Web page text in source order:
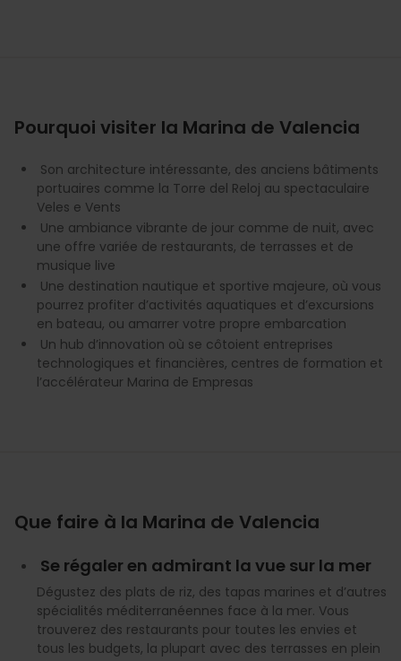
Pourquoi visiter la Marina de Valencia
Son architecture intéressante, des anciens bâtiments
portuaires comme la Torre del Reloj au spectaculaire
Veles e Vents
Une ambiance vibrante de jour comme de nuit, avec
une offre variée de restaurants, de terrasses et de
musique live
Une destination nautique et sportive majeure, où vous
pourrez profiter d’activités aquatiques et d’excursions
en bateau, ou amarrer votre propre embarcation
Un hub d’innovation où se côtoient entreprises
technologiques et financières, centres de formation et
l’accélérateur Marina de Empresas
Que faire à la Marina de Valencia
Se régaler en admirant la vue sur la mer
Dégustez des plats de riz, des tapas marines et d’autres
spécialités méditerranéennes face à la mer. Vous
trouverez des restaurants pour toutes les envies et
tous les budgets, la plupart avec des terrasses en plein